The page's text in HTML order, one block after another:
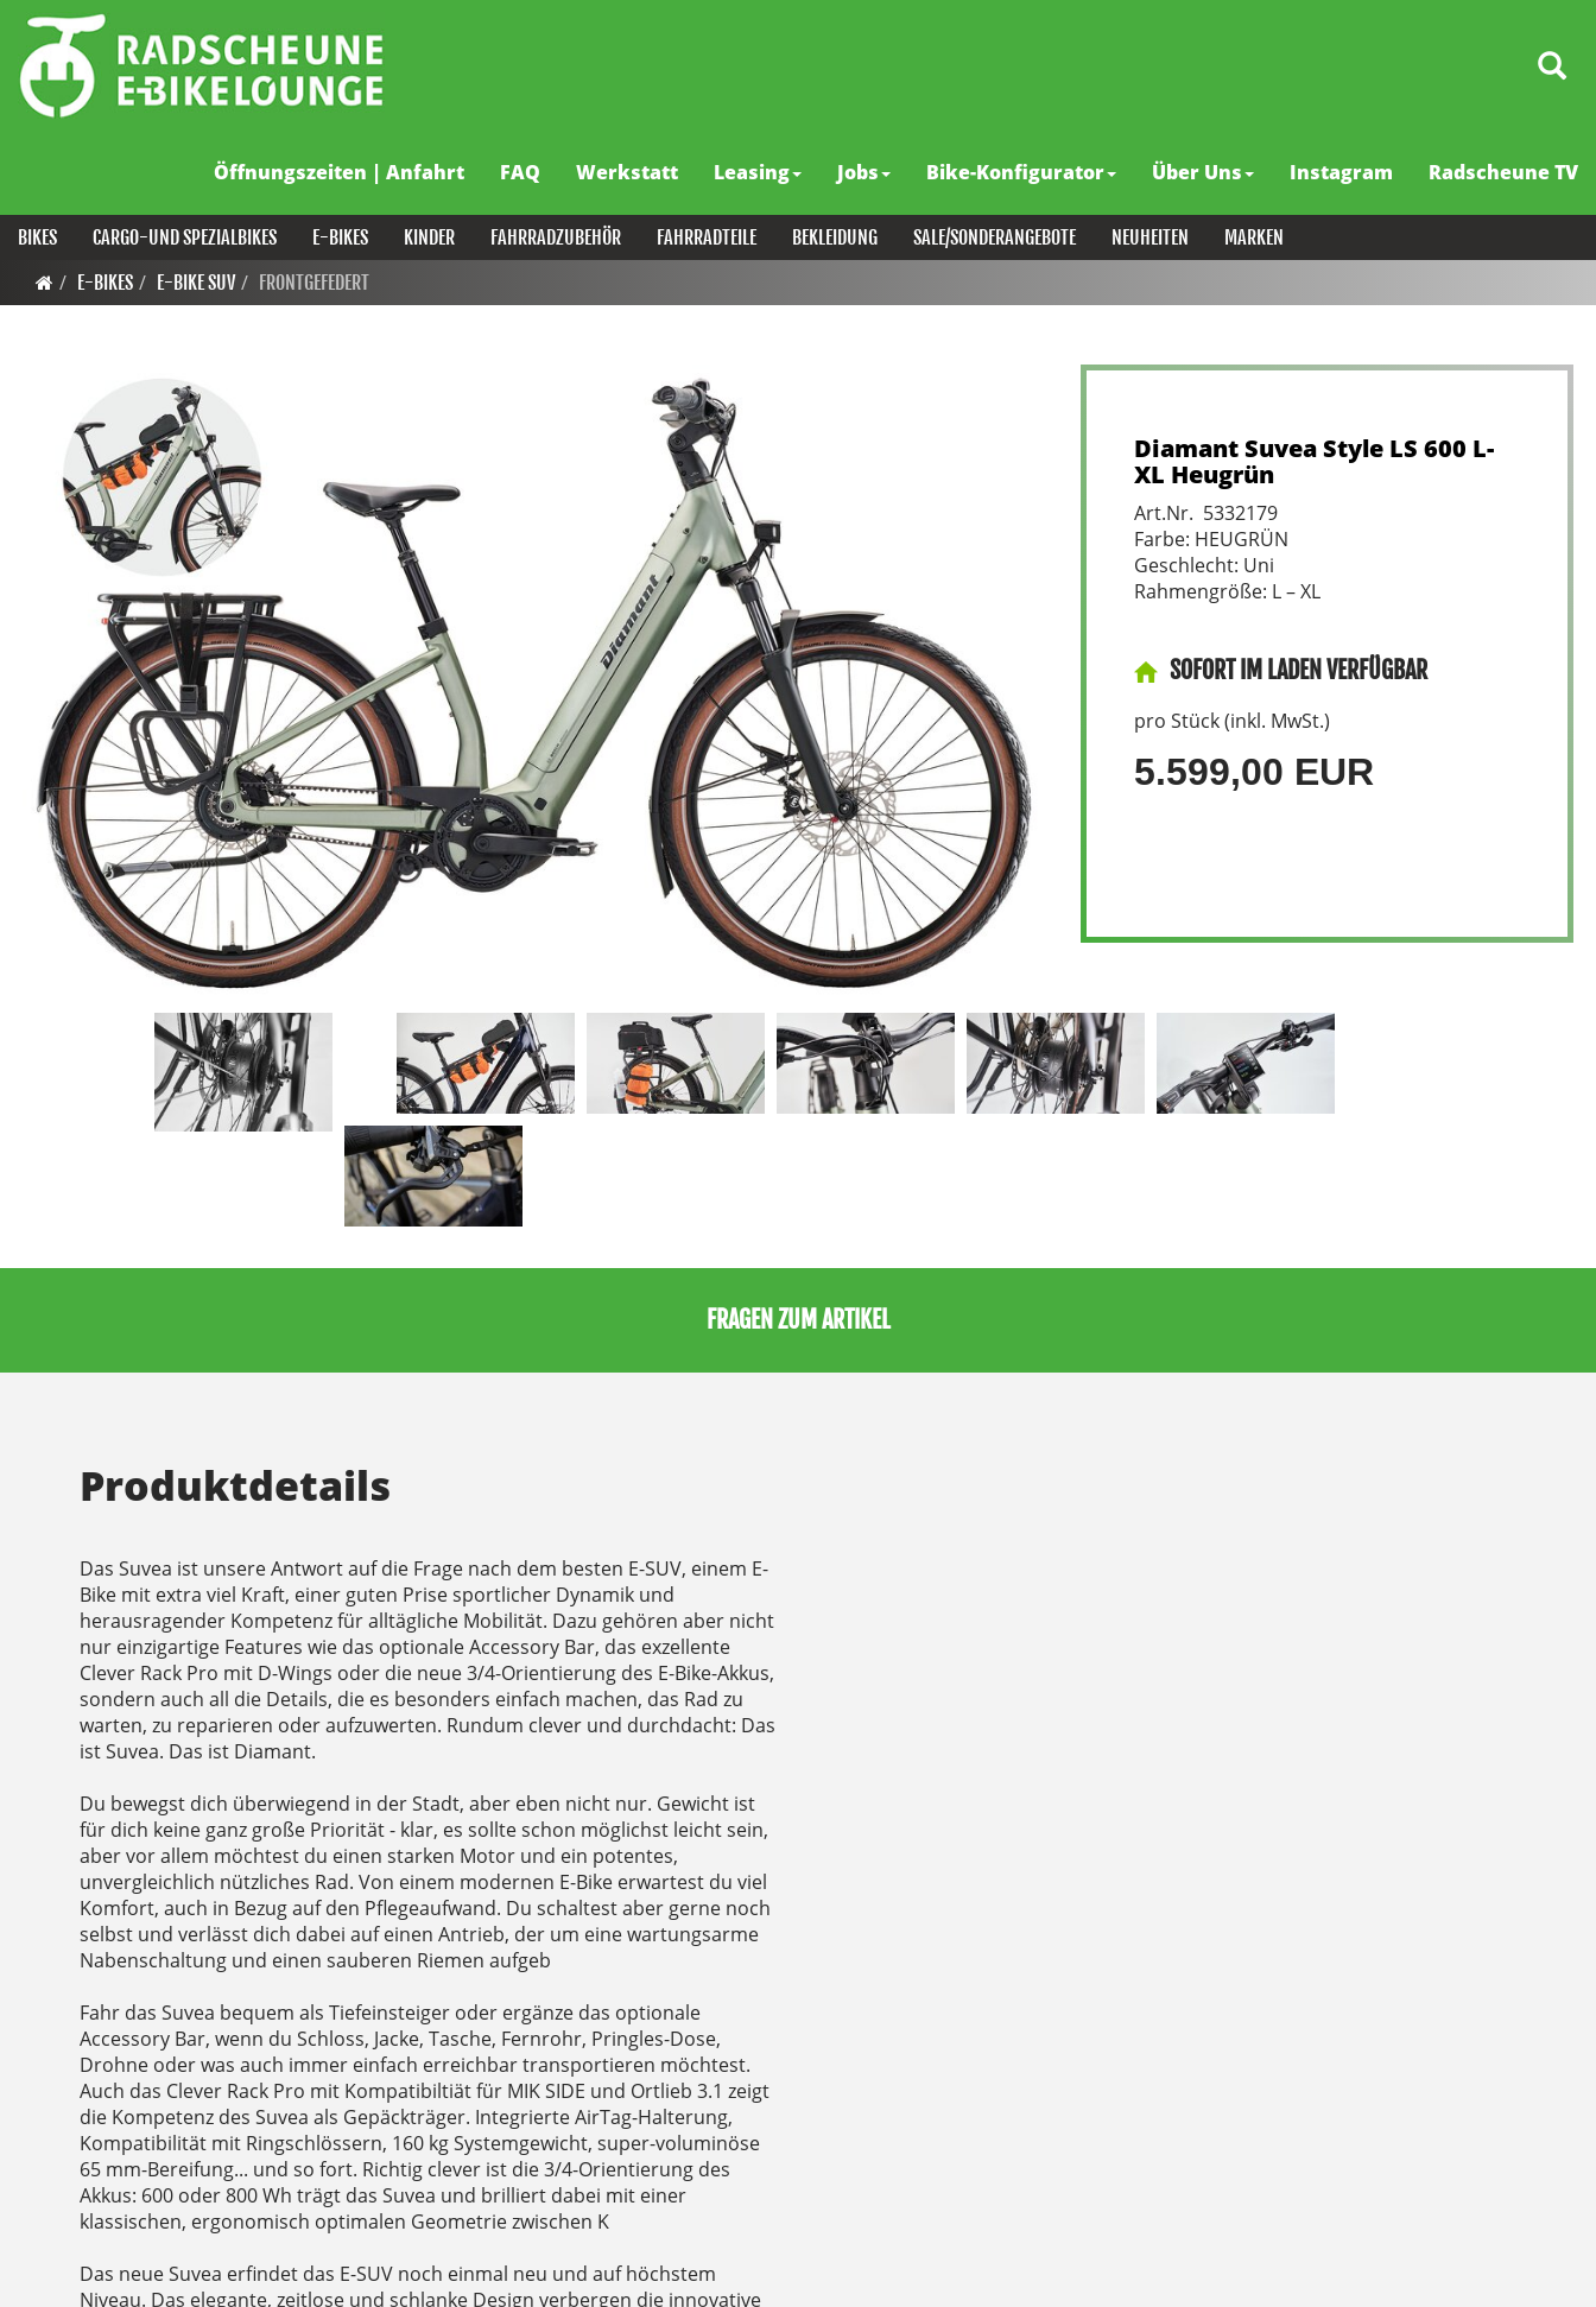
Öffnungszeiten | Anfahrt FAQ Werkstatt Leasing Jobs Bike-Konfigurator Über Uns Instagram Radscheune TV
BIKES CARGO-UND SPEZIALBIKES E-BIKES KINDER FAHRRADZUBEHÖR FAHRRADTEILE BEKLEIDUNG SALE/SONDERANGEBOTE NEUHEITEN
MARKEN
E-BIKES
E-BIKE SUV FRONTGEFEDERT
Diamant Suvea Style LS 600 L-
XL Heugrün
Art.Nr. 5332179
Farbe: HEUGRÜN
Geschlecht: Uni
Rahmengröße: L – XL
SOFORT IM LADEN VERFÜGBAR
pro Stück (inkl. MwSt.)
5.599,00 EUR
FRAGEN ZUM ARTIKEL
Produktdetails
Das Suvea ist unsere Antwort auf die Frage nach dem besten E-SUV, einem E-
Bike mit extra viel Kraft, einer guten Prise sportlicher Dynamik und
herausragender Kompetenz für alltägliche Mobilität. Dazu gehören aber nicht
nur einzigartige Features wie das optionale Accessory Bar, das exzellente
Clever Rack Pro mit D-Wings oder die neue 3/4-Orientierung des E-Bike-Akkus,
sondern auch all die Details, die es besonders einfach machen, das Rad zu
warten, zu reparieren oder aufzuwerten. Rundum clever und durchdacht: Das
ist Suvea. Das ist Diamant.
Du bewegst dich überwiegend in der Stadt, aber eben nicht nur. Gewicht ist
für dich keine ganz große Priorität - klar, es sollte schon möglichst leicht sein,
aber vor allem möchtest du einen starken Motor und ein potentes,
unvergleichlich nützliches Rad. Von einem modernen E-Bike erwartest du viel
Komfort, auch in Bezug auf den Pflegeaufwand. Du schaltest aber gerne noch
selbst und verlässt dich dabei auf einen Antrieb, der um eine wartungsarme
Nabenschaltung und einen sauberen Riemen aufgeb
Fahr das Suvea bequem als Tiefeinsteiger oder ergänze das optionale
Accessory Bar, wenn du Schloss, Jacke, Tasche, Fernrohr, Pringles-Dose,
Drohne oder was auch immer einfach erreichbar transportieren möchtest.
Auch das Clever Rack Pro mit Kompatibiltiät für MIK SIDE und Ortlieb 3.1 zeigt
die Kompetenz des Suvea als Gepäckträger. Integrierte AirTag-Halterung,
Kompatibilität mit Ringschlössern, 160 kg Systemgewicht, super-voluminöse
65 mm-Bereifung... und so fort. Richtig clever ist die 3/4-Orientierung des
Akkus: 600 oder 800 Wh trägt das Suvea und brilliert dabei mit einer
klassischen, ergonomisch optimalen Geometrie zwischen K
Das neue Suvea erfindet das E-SUV noch einmal neu und auf höchstem
Niveau. Das elegante, zeitlose und schlanke Design verbergen die innovative